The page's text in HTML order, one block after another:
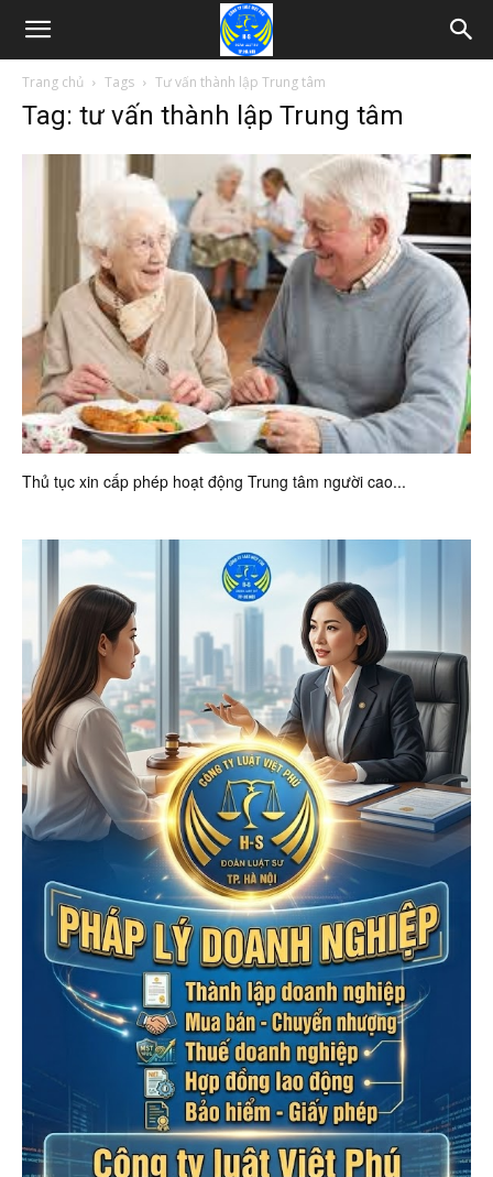
Trang chủ Tags Tư vấn thành lập Trung tâm
Tag: tư vấn thành lập Trung tâm
Thủ tục xin cấp phép hoạt động Trung tâm người cao...